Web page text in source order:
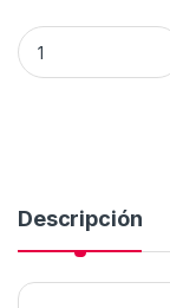
CUCHILLA
Descripción